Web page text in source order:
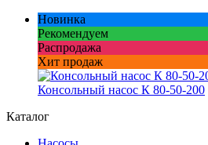
Новинка
Рекомендуем
Распродажа
Хит продаж
Консольный насос К 80-50-200
Каталог